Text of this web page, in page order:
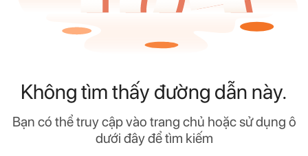
Không tìm thấy đường dẫn này.
Bạn có thể truy cập vào trang chủ hoặc sử dụng ô
dưới đây để tìm kiếm